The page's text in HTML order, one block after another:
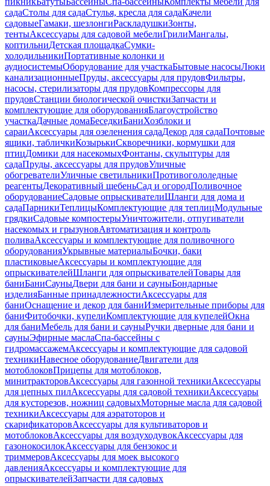
садаСтолы для садаСтулья, кресла для садаКачели
садовыеГамаки, шезлонгиРаскладушкиЗонты,
тентыАксессуары для садовой мебелиГрилиМангалы,
коптильниДетская площадкаСумки-
холодильникиПортативные колонки и
аудиосистемыОборудование для участкаБытовые насосыЛюки
канализационныеПруды, аксессуары для прудовФильтры,
насосы, стерилизаторы для прудовКомпрессоры для
прудовСтанции биологической очисткиЗапчасти и
комплектующие для оборудованияБлагоустройство
участкаДачные домаБеседкиБаниХозблоки и
сараиАксессуары для озеленения садаДекор для садаПочтовые
ящики, табличкиКозырькиСкворечники, кормушки для
птицДомики для насекомыхФонтаны, скульптуры для
садаПруды, аксессуары для прудовУличные
обогревателиУличные светильникиПротивогололедные
реагентыДекоративный щебеньСад и огородПоливочное
оборудованиеСадовые опрыскивателиШланги для дома и
садаПарникиТеплицыКомплектующие для теплицМодульные
грядкиСадовые компостерыУничтожители, отпугиватели
насекомых и грызуновАвтоматизация и контроль
поливаАксессуары и комплектующие для поливочного
оборудованияУкрывные материалыБочки, баки
пластиковыеАксессуары и комплектующие для
опрыскивателейШланги для опрыскивателейТовары для
баниБаниСауныДвери для бани и сауныБондарные
изделияБанные принадлежностиАксессуары для
баниОснащение и декор для баниИзмерительные приборы для
баниФитобочки, купелиКомплектующие для купелейОкна
для баниМебель для бани и сауныРучки дверные для бани и
сауныЭфирные маслаСпа-бассейны с
гидромассажемАксессуары и комплектующие для садовой
техникиНавесное оборудованиеДвигатели для
мотоблоковПрицепы для мотоблоков,
минитракторовАксессуары для газонной техникиАксессуары
для цепных пилАксессуары для садовой техникиАксессуары
для кусторезов, ножниц садовыхМоторные масла для садовой
техникиАксессуары для аэратоторов и
скарификаторовАксессуары для культиваторов и
мотоблоковАксессуары для воздуходувокАксессуары для
газонокосилокАксессуары для бензокос и
триммеровАксессуары для моек высокого
давленияАксессуары и комплектующие для
опрыскивателейЗапчасти для садовых